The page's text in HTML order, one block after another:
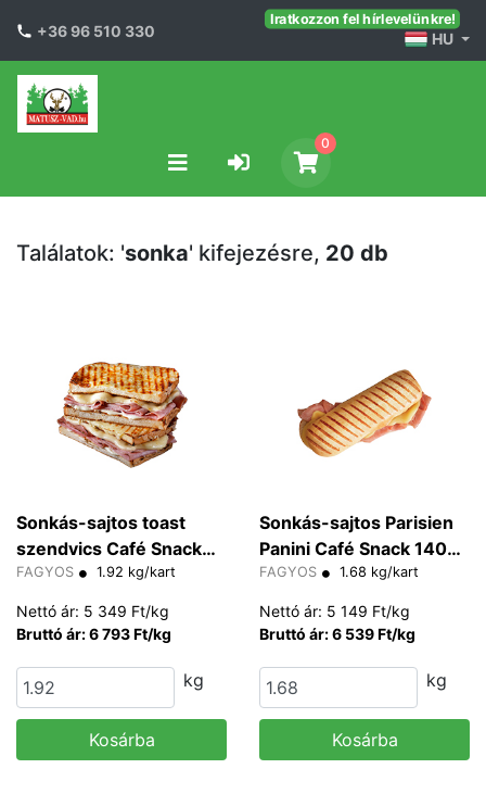
+36 96 510 330
Iratkozzon fel hírlevelünkre!
HU
0
Találatok: 'sonka' kifejezésre, 20 db
Sonkás-sajtos toast
szendvics Café Snack
160 g/db
FAGYOS 1.92 kg/kart
Nettó ár: 5 349 Ft/kg
Bruttó ár: 6 793 Ft/kg
kg
Kosárba
Sonkás-sajtos Parisien
Panini Café Snack 140
g/db
FAGYOS 1.68 kg/kart
Nettó ár: 5 149 Ft/kg
Bruttó ár: 6 539 Ft/kg
kg
Kosárba